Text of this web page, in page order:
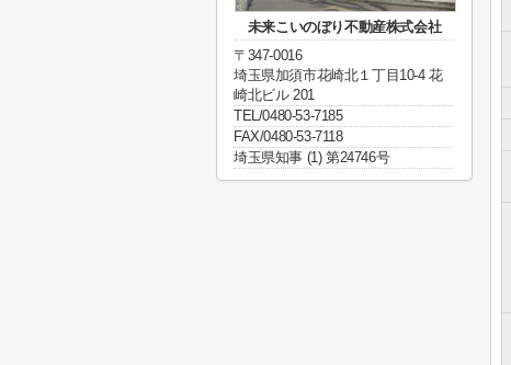
未来こいのぼり不動産株式会社
〒347-0016
埼玉県加須市花崎北１丁目10-4 花
崎北ビル 201
TEL/0480-53-7185
FAX/0480-53-7118
埼玉県知事 (1) 第24746号